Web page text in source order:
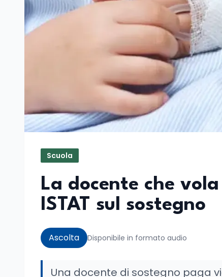
Scuola
La docente che
ISTAT sul sostegno
Ascolta Disponibile in formato audio
Una docente di sostegno paga